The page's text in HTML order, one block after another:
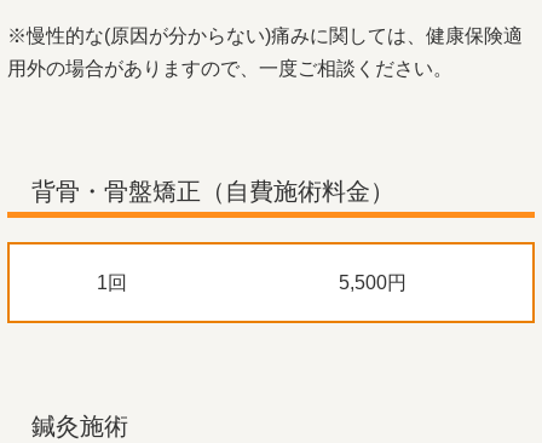
※慢性的な(原因が分からない)痛みに関しては、健康保険適
用外の場合がありますので、一度ご相談ください。
背骨・骨盤矯正（自費施術料金）
1回 5,500円
鍼灸施術